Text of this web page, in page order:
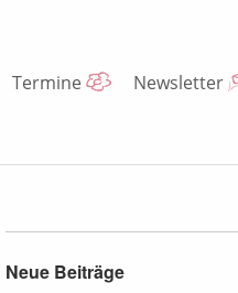
Termine Newsletter
Neue Beiträge